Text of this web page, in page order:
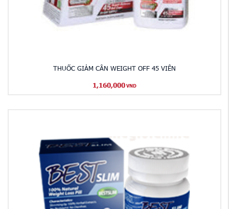
THUỐC GIẢM CÂN WEIGHT OFF 45 VIÊN
1,160,000 VND